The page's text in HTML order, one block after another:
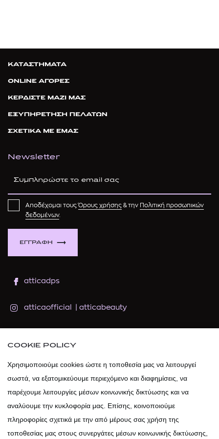
ΚΑΤΑΣΤΗΜΑΤΑ
ONLINE ΑΓΟΡΕΣ
ΚΕΡΔΙΣΤΕ ΜΑΖΙ ΜΑΣ
ΕΞΥΠΗΡΕΤΗΣΗ ΠΕΛΑΤΩΝ
ΣΧΕΤΙΚΑ ΜΕ ΕΜΑΣ
Newsletter
ΕΓΓΡΑΦΗ
Αποδέχομαι τουςΌρους χρήσης & την Πολιτική προσωπικών
δεδομένων.
atticadps
atticaofficial atticabeauty
atticadps
COOKIE POLICY
Χρησιμοποιούμε cookies ώστε η τοποθεσία μας να λειτουργεί
σωστά, να εξατομικεύουμε περιεχόμενο και διαφημίσεις, να
παρέχουμε λειτουργίες μέσων κοινωνικής δικτύωσης και να
αναλύουμε την κυκλοφορία μας. Επίσης, κοινοποιούμε
πληροφορίες σχετικά με την από μέρους σας χρήση της
τοποθεσίας μας στους συνεργάτες μέσων κοινωνικής δικτύωσης,